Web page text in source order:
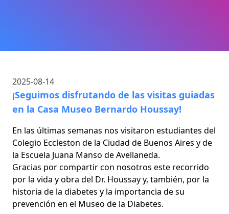
2025-08-14
¡Seguimos disfrutando de las visitas guiadas
en la Casa Museo Bernardo Houssay!
En las últimas semanas nos visitaron estudiantes del
Colegio Eccleston de la Ciudad de Buenos Aires y de
la Escuela Juana Manso de Avellaneda.
Gracias por compartir con nosotros este recorrido
por la vida y obra del Dr. Houssay y, también, por la
historia de la diabetes y la importancia de su
prevención en el Museo de la Diabetes.